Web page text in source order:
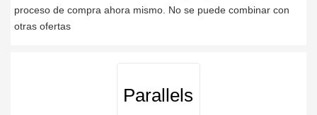
proceso de compra ahora mismo. No se puede combinar con
otras ofertas
Parallels